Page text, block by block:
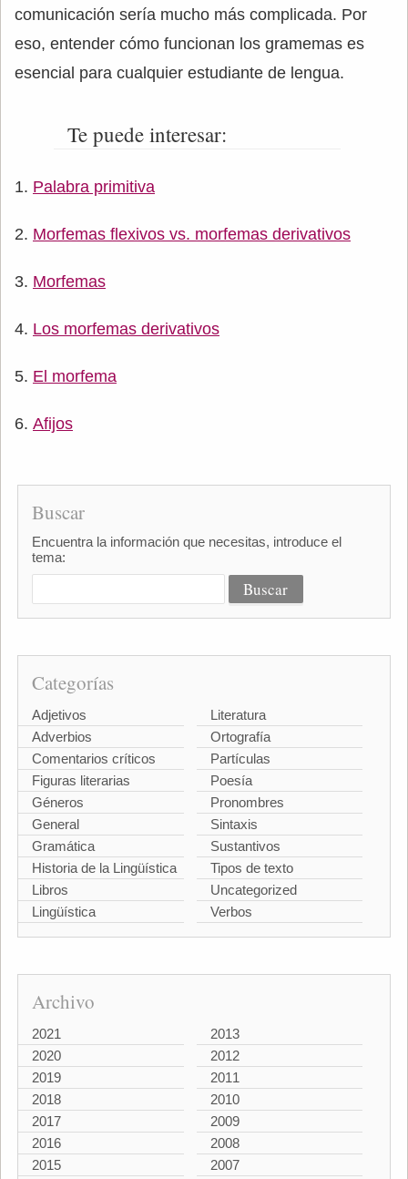
comunicación sería mucho más complicada. Por
eso, entender cómo funcionan los gramemas es
esencial para cualquier estudiante de lengua.
Te puede interesar:
Palabra primitiva
Morfemas flexivos vs. morfemas derivativos
Morfemas
Los morfemas derivativos
El morfema
Afijos
Buscar
Encuentra la información que necesitas, introduce el
tema:
Categorías
Adjetivos
Adverbios
Comentarios críticos
Figuras literarias
Géneros
General
Gramática
Historia de la Lingüística
Libros
Lingüística
Literatura
Ortografía
Partículas
Poesía
Pronombres
Sintaxis
Sustantivos
Tipos de texto
Uncategorized
Verbos
Archivo
2021
2020
2019
2018
2017
2016
2015
2013
2012
2011
2010
2009
2008
2007